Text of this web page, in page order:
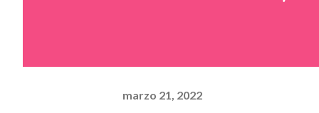
marzo 21, 2022